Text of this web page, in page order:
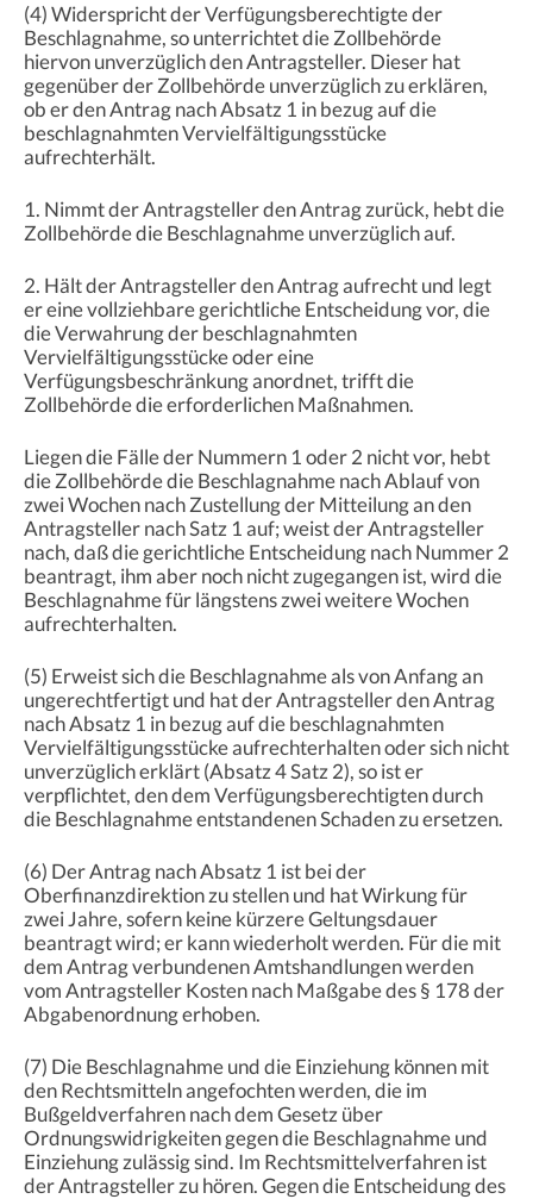
(4) Widerspricht der Verfügungsberechtigte der
Beschlagnahme, so unterrichtet die Zollbehörde
hiervon unverzüglich den Antragsteller. Dieser hat
gegenüber der Zollbehörde unverzüglich zu erklären,
ob er den Antrag nach Absatz 1 in bezug auf die
beschlagnahmten Vervielfältigungsstücke
aufrechterhält.
1. Nimmt der Antragsteller den Antrag zurück, hebt die
Zollbehörde die Beschlagnahme unverzüglich auf.
2. Hält der Antragsteller den Antrag aufrecht und legt
er eine vollziehbare gerichtliche Entscheidung vor, die
die Verwahrung der beschlagnahmten
Vervielfältigungsstücke oder eine
Verfügungsbeschränkung anordnet, trifft die
Zollbehörde die erforderlichen Maßnahmen.
Liegen die Fälle der Nummern 1 oder 2 nicht vor, hebt
die Zollbehörde die Beschlagnahme nach Ablauf von
zwei Wochen nach Zustellung der Mitteilung an den
Antragsteller nach Satz 1 auf; weist der Antragsteller
nach, daß die gerichtliche Entscheidung nach Nummer 2
beantragt, ihm aber noch nicht zugegangen ist, wird die
Beschlagnahme für längstens zwei weitere Wochen
aufrechterhalten.
(5) Erweist sich die Beschlagnahme als von Anfang an
ungerechtfertigt und hat der Antragsteller den Antrag
nach Absatz 1 in bezug auf die beschlagnahmten
Vervielfältigungsstücke aufrechterhalten oder sich nicht
unverzüglich erklärt (Absatz 4 Satz 2), so ist er
verpflichtet, den dem Verfügungsberechtigten durch
die Beschlagnahme entstandenen Schaden zu ersetzen.
(6) Der Antrag nach Absatz 1 ist bei der
Oberfinanzdirektion zu stellen und hat Wirkung für
zwei Jahre, sofern keine kürzere Geltungsdauer
beantragt wird; er kann wiederholt werden. Für die mit
dem Antrag verbundenen Amtshandlungen werden
vom Antragsteller Kosten nach Maßgabe des § 178 der
Abgabenordnung erhoben.
(7) Die Beschlagnahme und die Einziehung können mit
den Rechtsmitteln angefochten werden, die im
Bußgeldverfahren nach dem Gesetz über
Ordnungswidrigkeiten gegen die Beschlagnahme und
Einziehung zulässig sind. Im Rechtsmittelverfahren ist
der Antragsteller zu hören. Gegen die Entscheidung des